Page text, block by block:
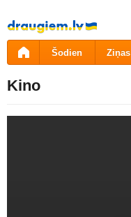
Pāriet
uz
saturu
Šodien Ziņas
Kino